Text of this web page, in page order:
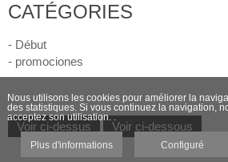
CATÉGORIES
- Début
- promociones
Voir ci-dessus Voir ci-dessous
Nous utilisons les cookies pour améliorer la
des statistiques. Si vous continuez la navigation,
acceptez son utilisation. .
Plus d'informations Configuré